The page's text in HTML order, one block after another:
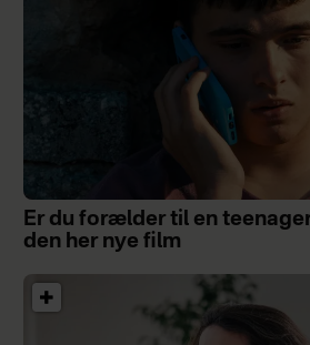
Er du forælder til en
den her nye film